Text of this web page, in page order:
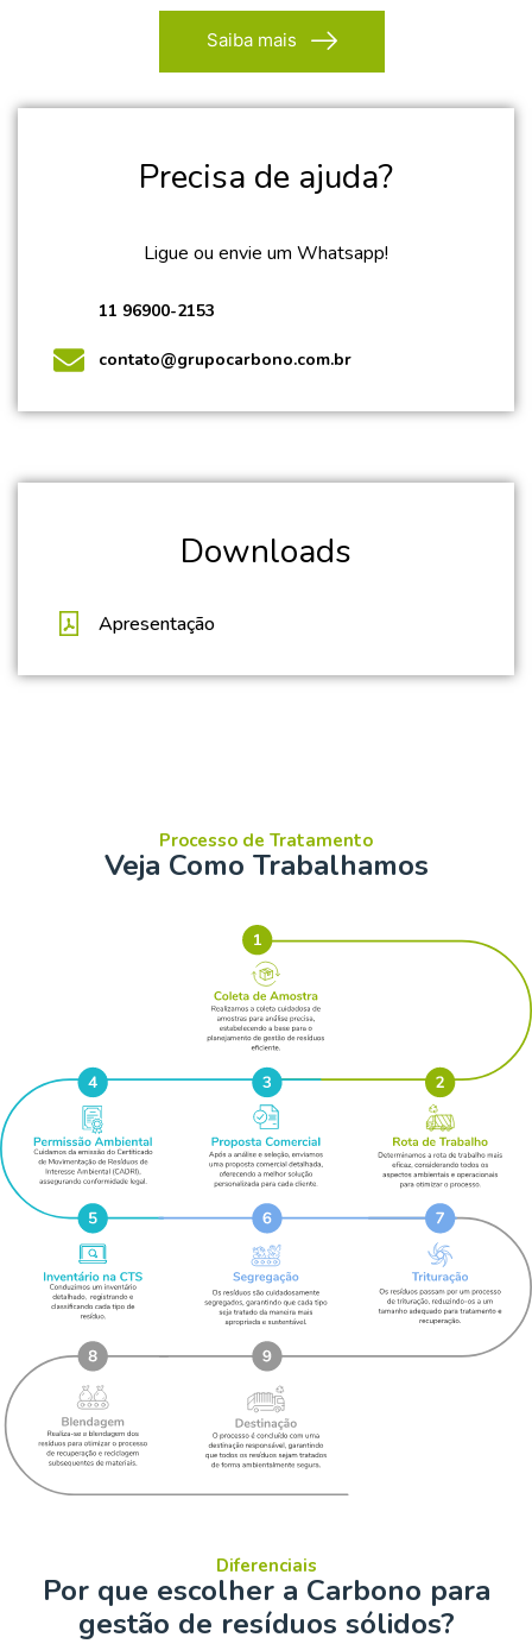
Precisa de ajuda?
Ligue ou envie um Whatsapp!
11 96900-2153
contato@grupocarbono.com.br
Downloads
Apresentação
Saiba mais
Processo de Tratamento
Veja Como Trabalhamos
Diferenciais
Por que escolher a Carbono para
gestão de resíduos sólidos?